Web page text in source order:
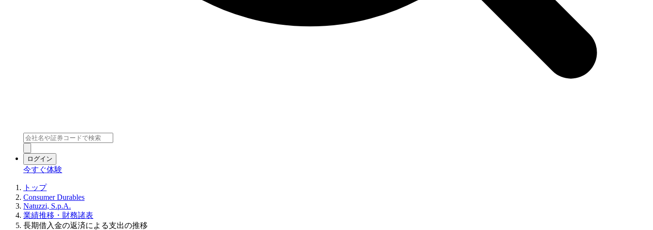
ログイン
今すぐ体験
トップ
Consumer Durables
Natuzzi, S.p.A.
業績推移・財務諸表
長期借入金の返済による支出の推移